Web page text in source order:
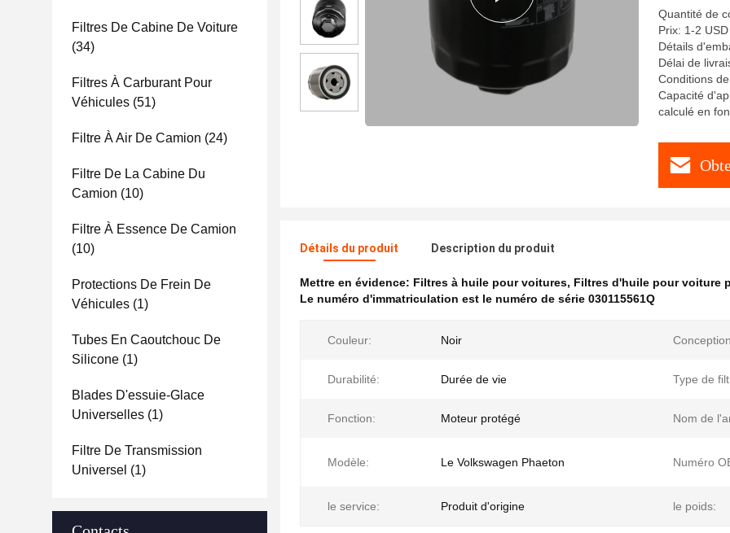
Filtres De Cabine De Voiture
(34)
Filtres À Carburant Pour
Véhicules (51)
Filtre À Air De Camion (24)
Filtre De La Cabine Du
Camion (10)
Filtre À Essence De Camion
(10)
Protections De Frein De
Véhicules (1)
Tubes En Caoutchouc De
Silicone (1)
Blades D'essuie-Glace
Universelles (1)
Filtre De Transmission
Universel (1)
Quantité de
Prix: 1-2
Détails
Délai de
Conditions
Capacité
calculé en
Détails du produit Description du produit
Mettre en évidence: Filtres à huile pour voitures, Filtres d'huile pour voiture
Le numéro d'immatriculation est le numéro de série 030115561Q
Couleur: Noir
Durabilité: Durée de vie Type de
Fonction: Moteur protégé Nom de
Modèle: Le Volkswagen Phaeton Numéro
le service: Produit d'origine le poids: